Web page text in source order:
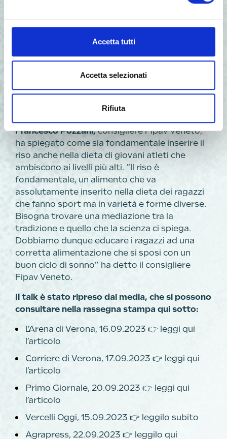
Accetta tutti
Accetta selezionati
Rifiuta
buona per il benessere, alimentazione
performance, cioè un’alimentazione sana nei
mangiare più alimenti salutari non significa
mangiare meglio. Serve un equilibrio. La testa
dipende molto dalla pancia. Il corpo non rimane
Francesco Pozzani,consigliere Fipav Veneto,
ha spiegato come sia fondamentale inserire il
riso anche nella dieta di giovani atleti che
ambiscono ai livelli più alti. “Il riso è
fondamentale, un alimento che va
assolutamente inserito nella dieta dei ragazzi
che fanno sport ma in varietà e forme diverse.
Bisogna trovare una mediazione tra la
tradizione e quello che la scienza ci spiega.
Dobbiamo dunque educare i ragazzi ad una
corretta alimentazione che si sposi con un
buon ciclo di sonno” ha detto il consigliere
Fipav Veneto.
Il talk è stato ripreso dai media, che si possono
consultare nella rassegna stampa qui sotto:
L’Arena di Verona, 16.09.2023 👉 leggi qui
l’articolo
Corriere di Verona, 17.09.2023 👉 leggi qui
l’articolo
Primo Giornale, 20.09.2023 👉 leggi qui
l’articolo
Vercelli Oggi, 15.09.2023 👉 leggilo subito
Agrapress, 22.09.2023 👉 leggilo qui